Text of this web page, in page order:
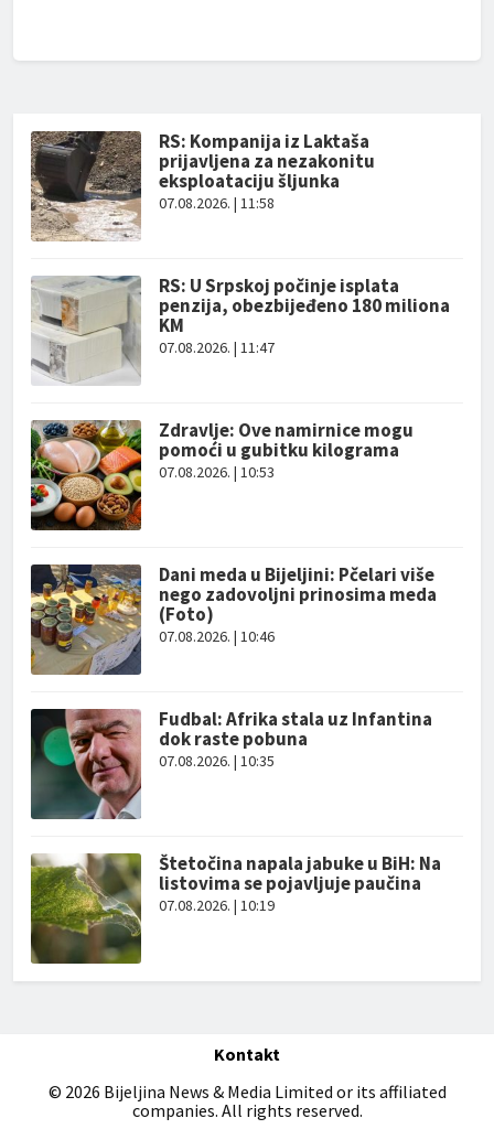
RS: Kompanija iz Laktaša
prijavljena za nezakonitu
eksploataciju šljunka
07.08.2026. | 11:58
RS: U Srpskoj počinje isplata
penzija, obezbijeđeno 180 miliona
KM
07.08.2026. | 11:47
Zdravlje: Ove namirnice mogu
pomoći u gubitku kilograma
07.08.2026. | 10:53
Dani meda u Bijeljini: Pčelari više
nego zadovoljni prinosima meda
(Foto)
07.08.2026. | 10:46
Fudbal: Afrika stala uz Infantina
dok raste pobuna
07.08.2026. | 10:35
Štetočina napala jabuke u BiH: Na
listovima se pojavljuje paučina
07.08.2026. | 10:19
Kontakt
© 2026 Bijeljina News & Media Limited or its affiliated
companies. All rights reserved.